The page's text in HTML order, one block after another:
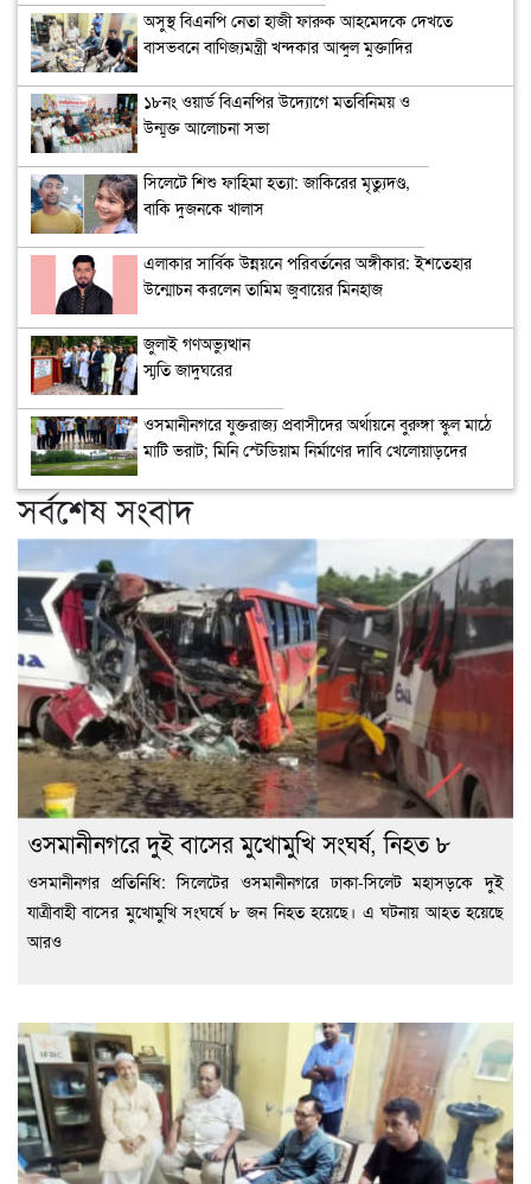
অসুস্থ বিএনপি নেতা হাজী ফারুক আহমেদকে দেখতে
বাসভবনে বাণিজ্যমন্ত্রী খন্দকার আব্দুল মুক্তাদির
১৮নং ওয়ার্ড বিএনপির উদ্যোগে মতবিনিময় ও
উন্মুক্ত আলোচনা সভা
সিলেটে শিশু ফাহিমা হত্যা: জাকিরের মৃত্যুদণ্ড,
বাকি দুজনকে খালাস
এলাকার সার্বিক উন্নয়নে পরিবর্তনের অঙ্গীকার: ইশতেহার
উন্মোচন করলেন তামিম জুবায়ের মিনহাজ
জুলাই গণঅভ্যুত্থান
স্মৃতি জাদুঘরের
ওসমানীনগরে যুক্তরাজ্য প্রবাসীদের অর্থায়নে বুরুঙ্গা স্কুল মাঠে
মাটি ভরাট; মিনি স্টেডিয়াম নির্মাণের দাবি খেলোয়াড়দের
সর্বশেষ সংবাদ
ওসমানীনগরে দুই বাসের মুখোমুখি সংঘর্ষ, নিহত ৮
ওসমানীনগর প্রতিনিধি: সিলেটের ওসমানীনগরে ঢাকা-সিলেট মহাসড়কে দুই
যাত্রীবাহী বাসের মুখোমুখি সংঘর্ষে ৮ জন নিহত হয়েছে। এ ঘটনায় আহত হয়েছে
আরও